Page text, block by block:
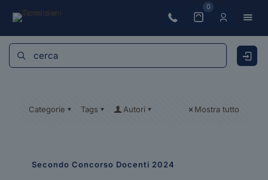
0
Categorie Tags Autori Mostra tutto
Secondo Concorso Docenti 2024